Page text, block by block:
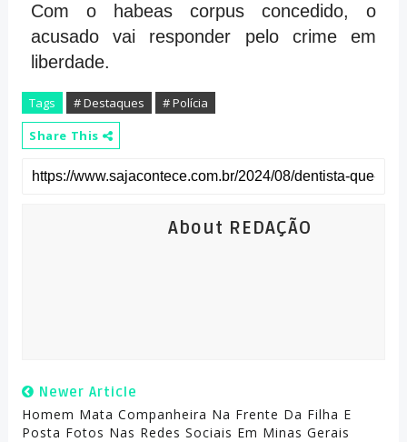
Com o habeas corpus concedido, o
acusado vai responder pelo crime em
liberdade.
Tags # Destaques
# Polícia
Share This
About REDAÇÃO
Newer Article
Homem Mata Companheira Na Frente Da Filha E
Posta Fotos Nas Redes Sociais Em Minas Gerais